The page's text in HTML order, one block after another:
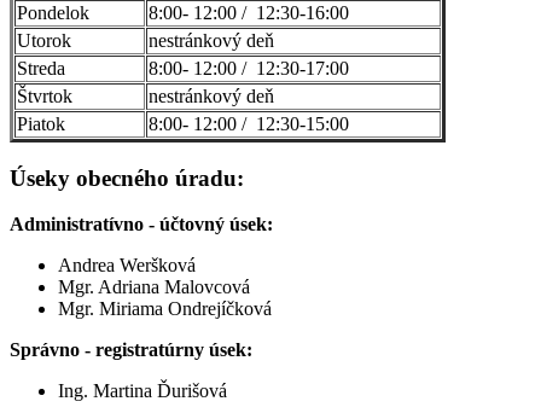
Pondelok
8:00- 12:00 / 12:30-16:00
Utorok
nestránkový deň
Streda
8:00- 12:00 / 12:30-17:00
Štvrtok
nestránkový deň
Piatok
8:00- 12:00 / 12:30-15:00
Úseky obecného úradu:
Administratívno - účtovný úsek:
Andrea Weršková
Mgr. Adriana Malovcová
Mgr. Miriama Ondrejíčková
Správno - registratúrny úsek:
Ing. Martina Ďurišová